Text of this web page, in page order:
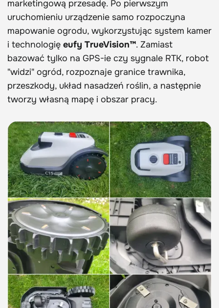
marketingową przesadę. Po pierwszym
uruchomieniu urządzenie samo rozpoczyna
mapowanie ogrodu, wykorzystując system kamer
i technologię eufy TrueVision™. Zamiast
bazować tylko na GPS-ie czy sygnale RTK, robot
"widzi" ogród, rozpoznaje granice trawnika,
przeszkody, układ nasadzeń roślin, a następnie
tworzy własną mapę i obszar pracy.